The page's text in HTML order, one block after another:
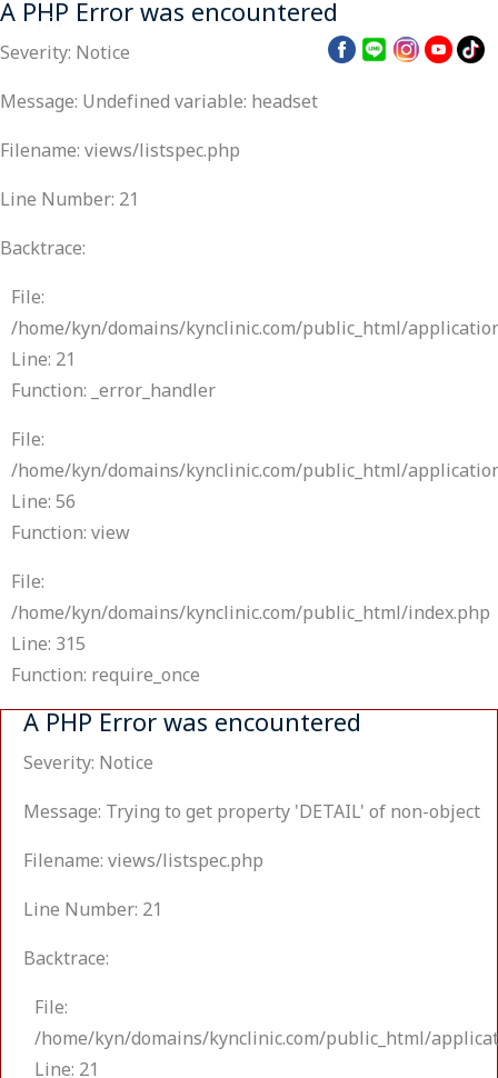
A PHP Error was encountered
Severity: Notice
Message: Undefined variable: headset
Filename: views/listspec.php
Line Number: 21
Backtrace:
File:
/home/kyn/domains/kynclinic.com/public_html/
Line: 21
Function: _error_handler
File:
/home/kyn/domains/kynclinic.com/public_html/
Line: 56
Function: view
File:
/home/kyn/domains/kynclinic.com/public_html/index.php
Line: 315
Function: require_once
A PHP Error was encountered
Severity: Notice
Message: Trying to get property 'DETAIL' of non-object
Filename: views/listspec.php
Line Number: 21
Backtrace:
File:
/home/kyn/domains/kynclinic.com/public_html/
Line: 21
TH | EN